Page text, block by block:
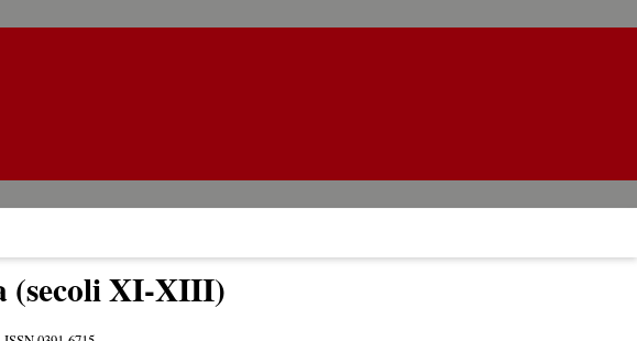
(secoli XI-XIII)